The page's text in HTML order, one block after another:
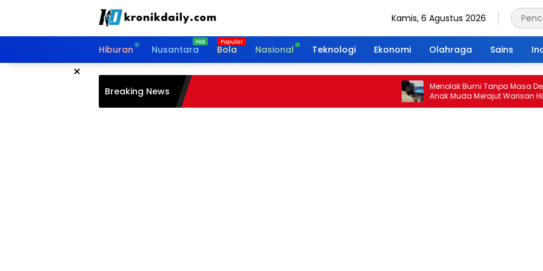
Kamis, 6 Agustus 2026
Hiburan Nusantara Bola Nasional Teknologi Ekonomi Olahraga Sains
×
Breaking News
Menolak Bumi Tanpa Masa Depan:
Anak Muda Merajut Warisan Hijau
Portal Waktu